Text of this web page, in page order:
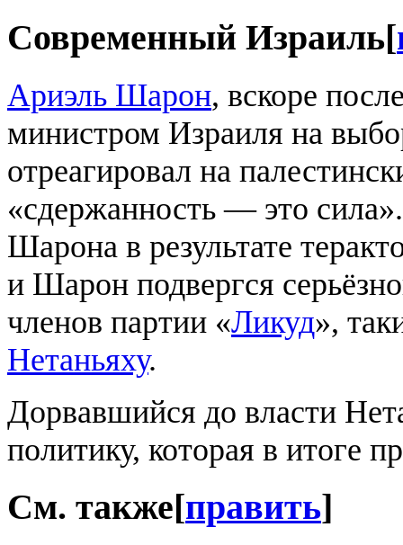
Современный Израиль[
Ариэль Шарон, вскоре
министром Израиля на
отреагировал на
«сдержанность — это
Шарона в результате
и Шарон подвергся
членов партии «Ликуд»,
Нетаньяху.
Дорвавшийся до власти
политику, которая в итоге
См. также[править]